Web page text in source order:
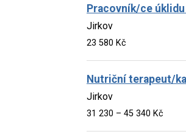
Pracovník/ce
Jirkov
23 580 Kč
Nutriční terapeut/ka
Jirkov
31 230 – 45 340 Kč